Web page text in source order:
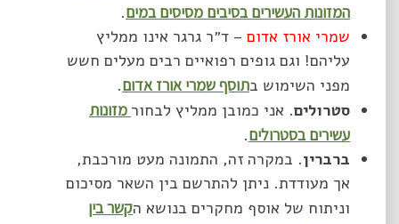
המזונות העשירים בסיבים מסיסים במים.
שמרי אורז אדום– ד״ר גרגר אינו ממליץ
עליהם! וגם גופים רפואיים רבים מעלים חשש
מפני השימוש ב תוסף שמרי אורז אדום.
סטרולים. אני כמובן ממליץ לבחורמזונות
עשירים בסטרולים.
ברברין. במקרה זה, התמונה מעט מורכבת,
אך מעודדת. ניתן להתרשם בין השאר מסיכום
וניתוח של אוסף מחקרים בנושא ה קשר בין